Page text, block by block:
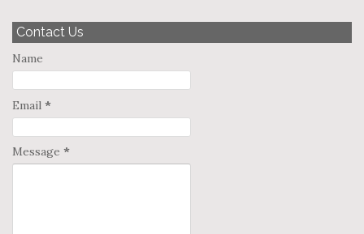
Contact Us
Name
Email *
Message *